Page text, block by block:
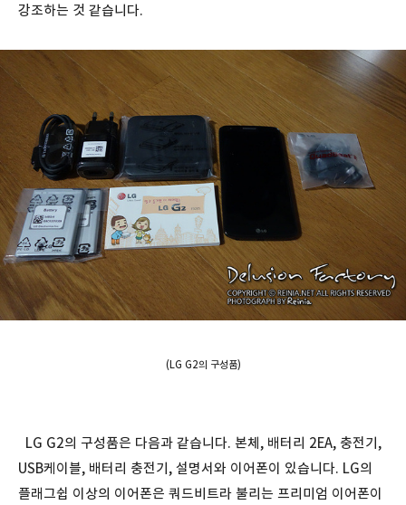
강조하는 것 같습니다.
(LG G2의 구성품)
LG G2의 구성품은 다음과 같습니다. 본체, 배터리 2EA, 충전기,
USB케이블, 배터리 충전기, 설명서와 이어폰이 있습니다. LG의
플래그쉽 이상의 이어폰은 쿼드비트라 불리는 프리미엄 이어폰이